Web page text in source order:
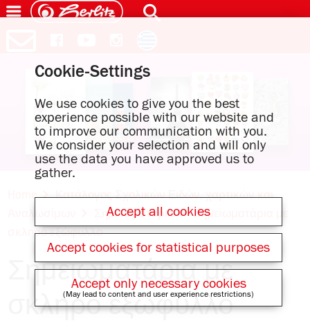
Home
Κατάλογος Σχολικών Ειδών, χαρτικών και
Σημειωματάρια
Σημειωματάρια με
σκληρό εξώφυλλο
Σημειωματάρια με
σκληρό εξώφυλλο
Cookie-Settings
We use cookies to give you the best
experience possible with our website and
to improve our communication with you.
We consider your selection and will only
use the data you have approved us to
gather.
Accept all cookies
Accept cookies for statistical purposes
Accept only necessary cookies
(May lead to content and user experience restrictions)